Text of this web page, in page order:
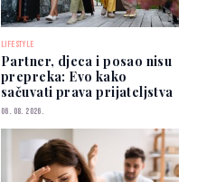
LIFESTYLE
Partner, djeca i posao nisu
prepreka: Evo kako
sačuvati prava prijateljstva
06. 08. 2026.